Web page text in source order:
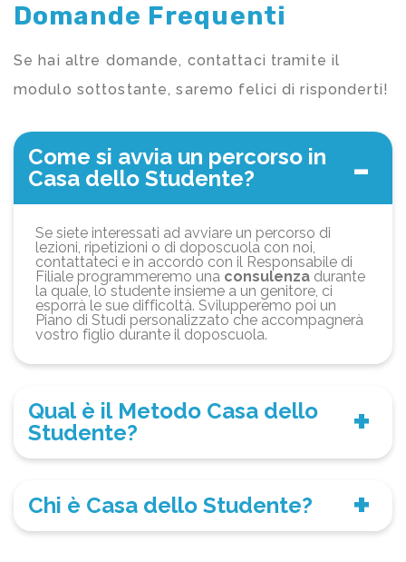
Domande Frequenti
Se hai altre domande, contattaci tramite il
modulo sottostante, saremo felici di risponderti!
Come si avvia un percorso in
Casa dello Studente?
Se siete interessati ad avviare un percorso di
lezioni, ripetizioni o di doposcuola con noi,
contattateci e in accordo con il Responsabile di
Filiale programmeremo una consulenza durante
la quale, lo studente insieme a un genitore, ci
esporrà le sue difficoltà. Svilupperemo poi un
Piano di Studi personalizzato che accompagnerà
vostro figlio durante il doposcuola.
Qual è il Metodo Casa dello
Studente?
Chi è Casa dello Studente?